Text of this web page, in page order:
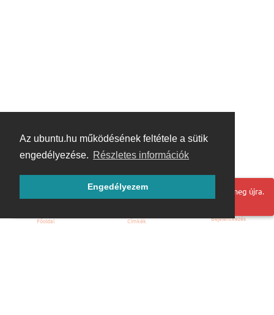
Az ubuntu.hu működésének feltétele a sütik
engedélyezése. Részletes információk
Engedélyezem
Hoppá! Valami hiba történt. Frissítse az oldalt és próbálja meg újra.
Főoldal Címkék Bejelentkezés